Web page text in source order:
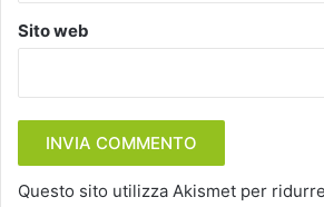
Sito web
Questo sito utilizza Akismet per